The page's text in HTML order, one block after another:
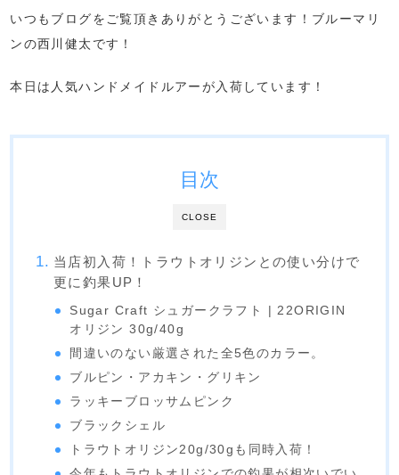
いつもブログをご覧頂きありがとうございます！ブルーマリ
ンの西川健太です！
本日は人気ハンドメイドルアーが入荷しています！
CLOSE
目次
当店初入荷！トラウトオリジンとの使い分けで
更に釣果UP！
Sugar Craft シュガークラフト | 22ORIGIN
オリジン 30g/40g
間違いのない厳選された全5色のカラー。
ブルピン・アカキン・グリキン
ラッキーブロッサムピンク
ブラックシェル
トラウトオリジン20g/30gも同時入荷！